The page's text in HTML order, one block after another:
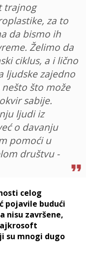
trajnog
za to
da bismo ih
Želimo da
ciklus, a i lično
ljudske zajedno
što može
sabije.
ljudi iz
o davanju
pomoći u
društvu -
celog
pojavile budući
nisu završene,
su mnogi dugo